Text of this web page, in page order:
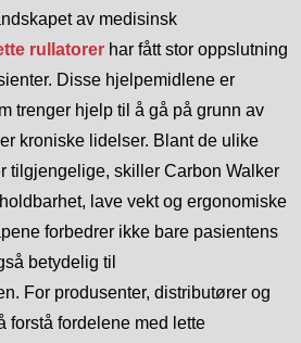
av medisinsk
rullatorer har fått stor oppslutning
Disse hjelpemidlene er
trenger hjelp til å gå på grunn av
kroniske lidelser. Blant de ulike
tilgjengelige, skiller Carbon Walker
lave vekt og ergonomiske
forbedrer ikke bare pasientens
betydelig til
For produsenter, distributører og
forstå fordelene med lette